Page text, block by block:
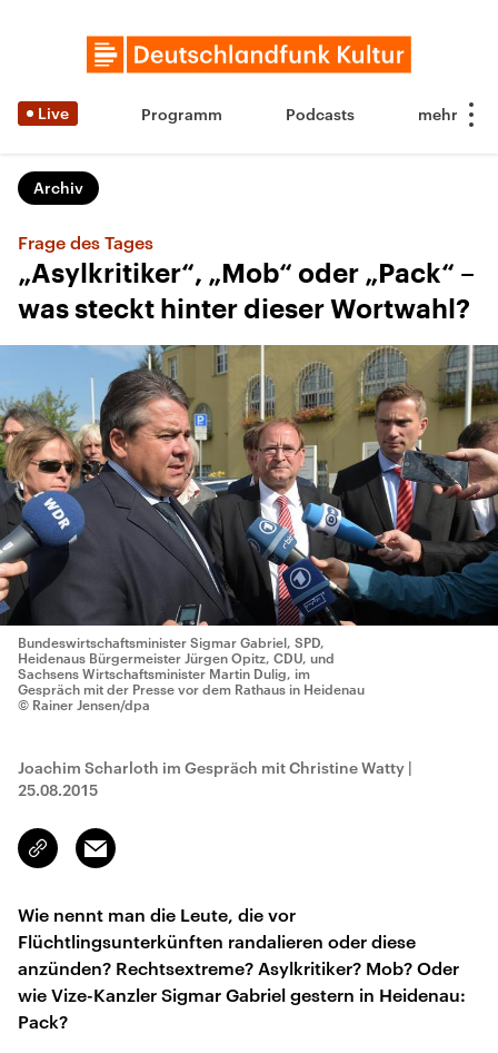
Live Programm Podcasts
Archiv
Frage des Tages
„Asylkritiker“, „Mob“ oder „Pack“ –
was steckt hinter dieser Wortwahl?
Bundeswirtschaftsminister Sigmar Gabriel, SPD,
Heidenaus Bürgermeister Jürgen Opitz, CDU, und
Sachsens Wirtschaftsminister Martin Dulig, im
Gespräch mit der Presse vor dem Rathaus in Heidenau
© Rainer Jensen/dpa
Joachim Scharloth im Gespräch mit Christine Watty |
25.08.2015
Link
kopieren/teilen
Email
Wie nennt man die Leute, die vor
Flüchtlingsunterkünften randalieren oder diese
anzünden? Rechtsextreme? Asylkritiker? Mob? Oder
wie Vize-Kanzler Sigmar Gabriel gestern in Heidenau:
Pack?